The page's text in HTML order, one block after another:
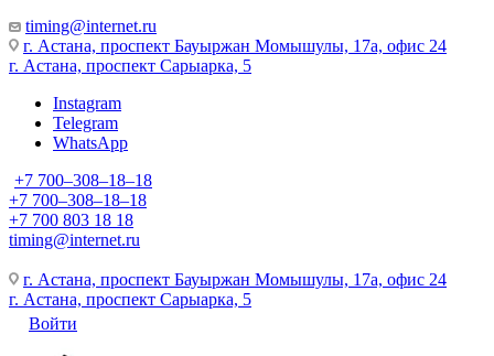
timing@internet.ru
г. Астана, проспект Бауыржан Момышулы, 17а, офис 24
г. Астана, проспект Сарыарка, 5
Instagram
Telegram
WhatsApp
+7 700‒308‒18‒18
+7 700‒308‒18‒18
+7 700 803 18 18
timing@internet.ru
г. Астана, проспект Бауыржан Момышулы, 17а, офис 24
г. Астана, проспект Сарыарка, 5
Войти